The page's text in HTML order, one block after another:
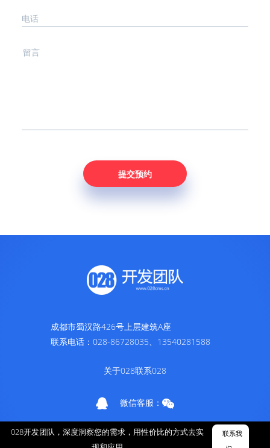
电话
成都市蜀汉路426号上层建筑A座
联系电话：028-86728035、13540281588
关于028联系028
微信客服：
蜀ICP备11016920号-1
© 2010-2026 028开发团队
028开发团队，深度洞察您的需求，用性价比的方式去实
联系我